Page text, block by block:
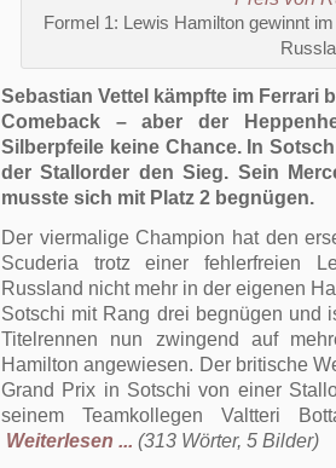
Formel 1: Lewis Hamilton gewinnt
Sebastian Vettel kämpfte im Ferrari
Comeback – aber der
Silberpfeile keine Chance. In
der Stallorder den Sieg. Sein
musste sich mit Platz 2 begnügen.
Der viermalige Champion hat den
Scuderia trotz einer fehlerfreien
Russland nicht mehr in der eigenen
Sotschi mit Rang drei begnügen und
Titelrennen nun zwingend auf
Hamilton angewiesen. Der britische
Grand Prix in Sotschi von einer
seinem Teamkollegen Valtteri
Weiterlesen ... (313 Wörter, 5 Bilder)